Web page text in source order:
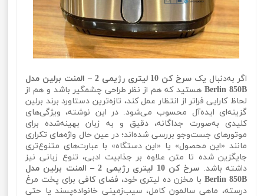
اگر به‌دنبال یک
سرخ کن 10 لیتری رژیمی 2 – المنت برلین مدل
Berlin 850Bهستید که هم از نظر طراحی چشمگیر باشد و هم از
لحاظ کارایی فراتر از انتظار عمل کند، تازه‌ترین دستاورد برند برلین
گزینه‌ای ایده‌آل محسوب می‌شود. در این نوشته، ویژگی‌های
کلیدی به‌صورت جداگانه، دقیق و به زبان بهینه‌شده برای
موتورهای جست‌وجو بررسی شده‌اند؛ در عین حال واژه‌های تکراری
مانند «این محصول» یا «این دستگاه» با عبارت‌های متنوع‌تری
جایگزین شده تا متن علاوه بر جذابیت ادبی، تنوع زبانی نیز
داشته باشد.
سرخ کن 10 لیتری رژیمی 2 – المنت برلین مدل
Berlin 850Bبا مخزن ده لیتری خود، فضای کافی برای پخت مرغ
درسته، ماهی سالمون کامل، سیب‌زمینی خانواده‌پسند یا حتی